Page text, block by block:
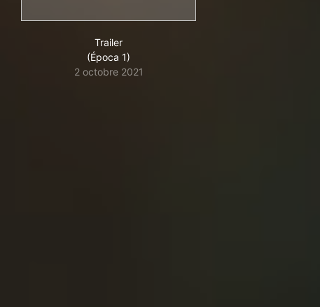
Trailer
(Época 1)
2 octobre 2021